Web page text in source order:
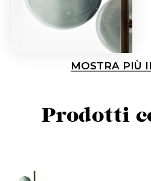
MOSTRA PIÙ
Prodotti